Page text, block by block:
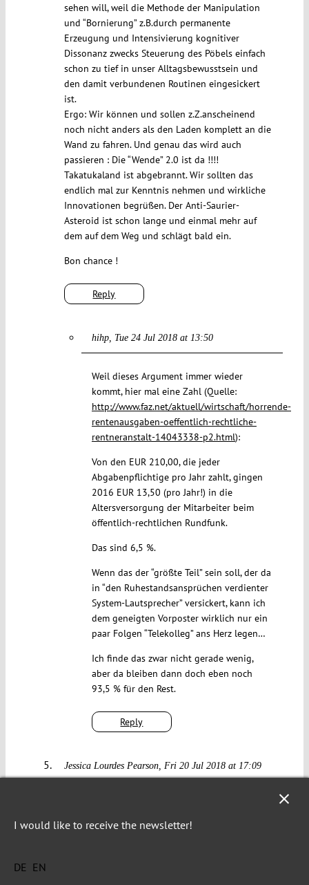
Reply
sehen will, weil die Methode der Manipulation
und “Bornierung” z.B.durch permanente
Erzeugung und Intensivierung kognitiver
Dissonanz zwecks Steuerung des Pöbels einfach
schon zu tief in unser Alltagsbewusstsein und
den damit verbundenen Routinen eingesickert
ist.
Ergo: Wir können und sollen z.Z.anscheinend
noch nicht anders als den Laden komplett an die
Wand zu fahren. Und genau das wird auch
passieren : Die “Wende” 2.0 ist da !!!!
Takatukaland ist abgebrannt. Wir sollten das
endlich mal zur Kenntnis nehmen und wirkliche
Innovationen begrüßen. Der Anti-Saurier-
Asteroid ist schon lange und einmal mehr auf
dem auf dem Weg und schlägt bald ein.
Bon chance !
hihp Tue 24 Jul 2018 at 13:50
Reply
Weil dieses Argument immer wieder
kommt, hier mal eine Zahl (Quelle:
http://www.faz.net/aktuell/wirtschaft/horrende-
rentenausgaben-oeffentlich-rechtliche-
rentneranstalt-14043338-p2.html):
Von den EUR 210,00, die jeder
Abgabenpflichtige pro Jahr zahlt, gingen
2016 EUR 13,50 (pro Jahr!) in die
Altersversorgung der Mitarbeiter beim
öffentlich-rechtlichen Rundfunk.
Das sind 6,5 %.
Wenn das der “größte Teil” sein soll, der da
in “den Ruhestandsansprüchen verdienter
System-Lautsprecher” versickert, kann ich
dem geneigten Vorposter wirklich nur ein
paar Folgen “Telekolleg” ans Herz legen…
Ich finde das zwar nicht gerade wenig,
aber da bleiben dann doch eben noch
93,5 % für den Rest.
Jessica Lourdes Pearson Fri 20 Jul 2018 at 17:09
die Richtigkeit der Ausführungen des BVerfG zur
I would like to receive the newsletter!
DE EN